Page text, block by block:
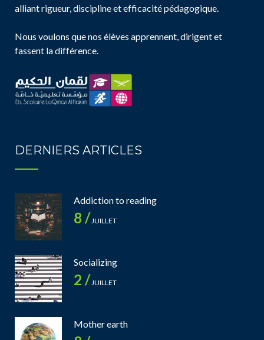
alliant rigueur, discipline et efficacité pédagogique.
Nous voulons que nos élèves apprennent, dirigent et
fassent la différence.
DERNIERS ARTICLES
Addiction to reading
8 /JUILLET
Socializing
2 /JUILLET
Mother earth